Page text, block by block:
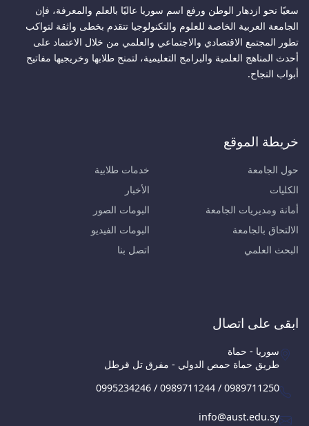
سعيًا نحو ازدهار الوطن ورفع اسم سوريا عاليًا بالعلم والمعرفة، فإن
الجامعة العربية الخاصة للعلوم والتكنولوجيا تتقدم بخطى واثقة لتواكب
تطور المجتمع الاقتصادي والاجتماعي والعلمي من خلال الاعتماد على
أحدث المناهج العلمية والبرامج التعليمية، لتمنح طلابها وخريجيها مفاتيح
أبواب النجاح.
خريطة الموقع
حول الجامعة
الكليات
أمانة ومديريات الجامعة
الالتحاق بالجامعة
البحث العلمي
خدمات طلابية
الأخبار
البومات الصور
البومات الفيديو
اتصل بنا
ابقى على اتصال
سوريا - حماة
طريق حماة حمص الدولي - مفرق تل قرطل
0995234246 / 0989711244 / 0989711250
info@aust.edu.sy